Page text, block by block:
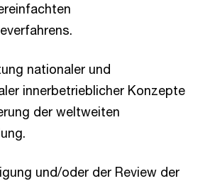
nationaler und
innerbetrieblicher Konzepte
der weltweiten
und/oder der Review der